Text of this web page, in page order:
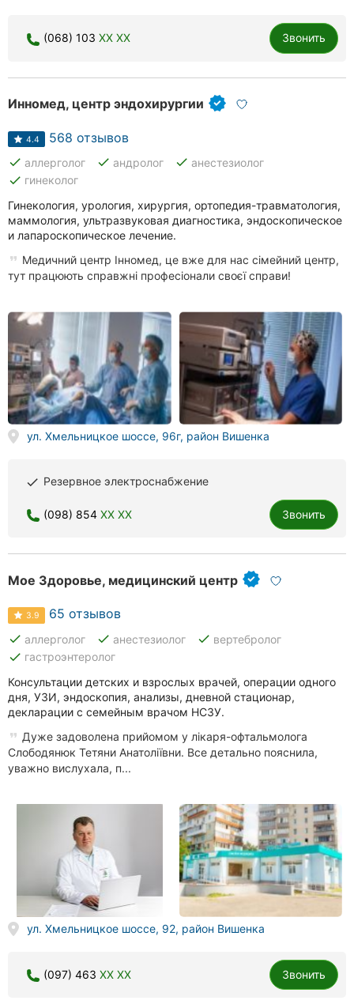
Днепр
Рог
Николаев
Херсон
Полтава
Чернигов
Черкассы
Сумы
Ивано-
Карпаты
(068) 103 XX XX Звонить
Инномед, центр эндохирургии
4.4 568 отзывов
done аллерголог done андролог done анестезиолог
done гинеколог
Гинекология, урология, хирургия, ортопедия-травматология,
маммология, ультразвуковая диагностика, эндоскопическое
и лапароскопическое лечение.
Медичний центр Інномед, це вже для нас сімейний центр,
тут працюють справжні професіонали своєї справи!
ул. Хмельницкое шоссе, 96г, район Вишенка
done Резервное электроснабжение
(098) 854 XX XX Звонить
Мое Здоровье, медицинский центр
3.9 65 отзывов
done аллерголог done анестезиолог done вертебролог
done гастроэнтеролог
Консультации детских и взрослых врачей, операции одного
дня, УЗИ, эндоскопия, анализы, дневной стационар,
декларации с семейным врачом НСЗУ.
Дуже задоволена прийомом у лікаря-офтальмолога
Слободянюк Тетяни Анатоліївни. Все детально пояснила,
уважно вислухала, п...
ул. Хмельницкое шоссе, 92, район Вишенка
(097) 463 XX XX Звонить